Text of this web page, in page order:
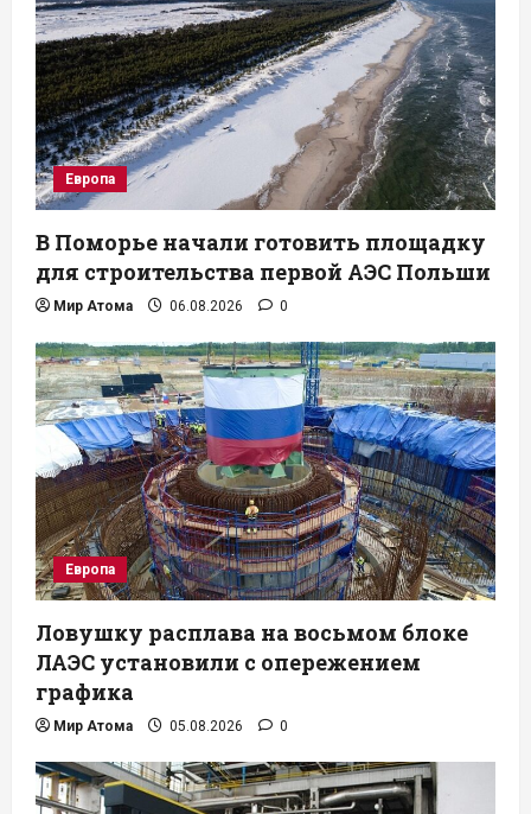
Европа
В Поморье начали готовить площадку
для строительства первой АЭС Польши
Мир Атома 06.08.2026 0
Европа
Ловушку расплава на восьмом блоке
ЛАЭС установили с опережением
графика
Мир Атома 05.08.2026 0